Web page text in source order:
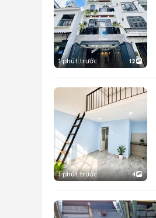
1 phút trước 12
1 phút trước 4